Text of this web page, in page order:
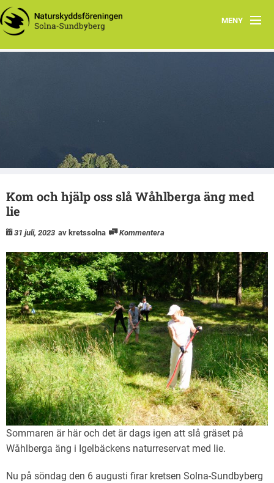
MENY
Hem
Dokument
Kontakta oss
Kom och hjälp oss slå Wåhlberga äng med
lie
31 juli, 2023 av kretssolna Kommentera
Sommaren är här och det är dags igen att slå gräset på
Wåhlberga äng i Igelbäckens naturreservat med lie.
Nu på söndag den 6 augusti firar kretsen Solna-Sundbyberg